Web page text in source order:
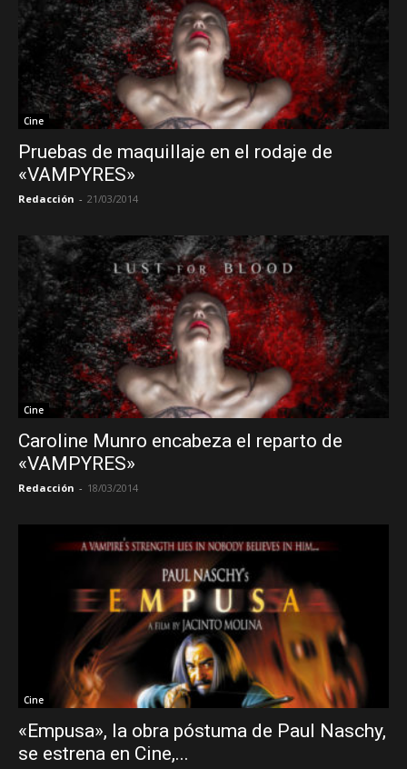
Cine
Pruebas de maquillaje en el rodaje de
«VAMPYRES»
Redacción - 21/03/2014
Cine
Caroline Munro encabeza el reparto de
«VAMPYRES»
Redacción - 18/03/2014
Cine
«Empusa», la obra póstuma de Paul Naschy,
se estrena en Cine,...